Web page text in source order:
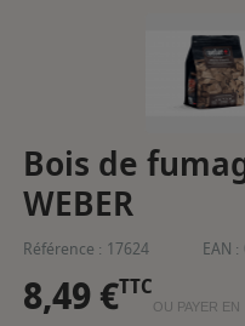
Bois de
WEBER
Référence : 17624 EAN :
8,49 €TTC
OU PAYER EN